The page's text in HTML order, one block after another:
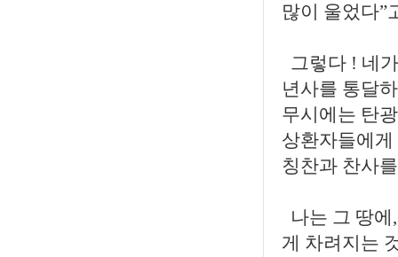
많이 울었다”
그렇다 ! 네
년사를 통달
무시에는 탄
상환자들에
칭찬과 찬사
나는 그 땅
게 차려지는